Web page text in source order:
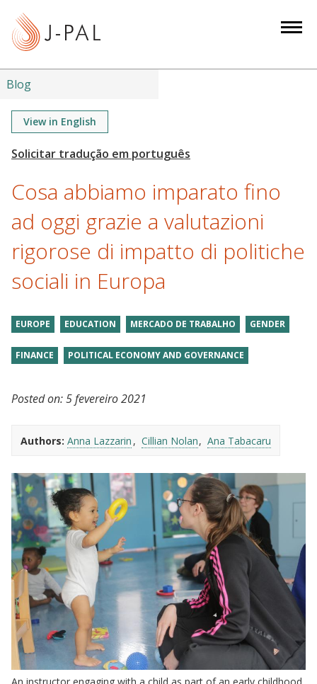
Blog
View in English
Cosa abbiamo imparato fino
ad oggi grazie a valutazioni
rigorose di impatto di politiche
sociali in Europa
EUROPE EDUCATION MERCADO DE TRABALHO GENDER
FINANCE POLITICAL ECONOMY AND GOVERNANCE
Posted on:5 fevereiro 2021
Authors: Anna Lazzarin Cillian Nolan Ana Tabacaru
An instructor engaging with a child as part of an early childhood